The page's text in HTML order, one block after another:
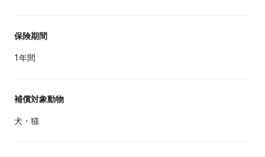
保険期間
1年間
補償対象動物
犬・猫